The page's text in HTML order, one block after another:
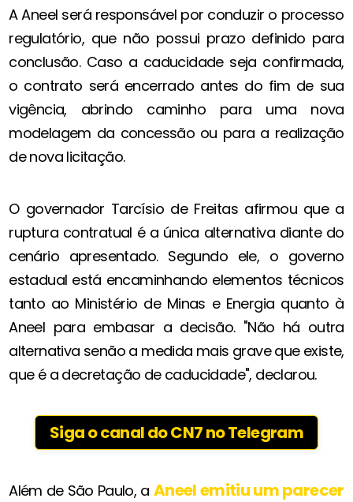
A Aneel será responsável por conduzir o processo
regulatório, que não possui prazo definido para
conclusão. Caso a caducidade seja confirmada,
o contrato será encerrado antes do fim de sua
vigência, abrindo caminho para uma nova
modelagem da concessão ou para a realização
de nova licitação.
O governador Tarcísio de Freitas afirmou que a
ruptura contratual é a única alternativa diante do
cenário apresentado. Segundo ele, o governo
estadual está encaminhando elementos técnicos
tanto ao Ministério de Minas e Energia quanto à
Aneel para embasar a decisão. "Não há outra
alternativa senão a medida mais grave que existe,
que é a decretação de caducidade", declarou.
Siga o canal do CN7 no Telegram
Além de São Paulo, a Aneel emitiu um parecer